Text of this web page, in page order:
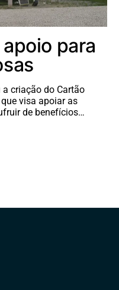
para
criação do Cartão
visa apoiar as
de benefícios…